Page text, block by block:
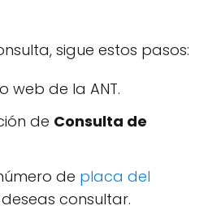
sigue estos pasos:
web de la ANT.
de Consulta de
de placa del
consultar.